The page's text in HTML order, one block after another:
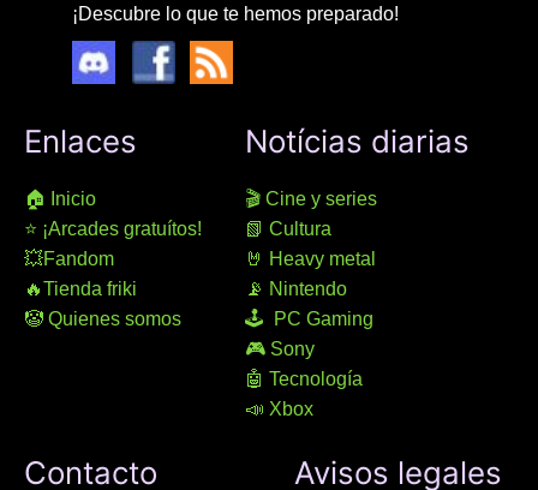
¡Descubre lo que te hemos preparado!
Enlaces
🏠 Inicio
⭐ ¡Arcades gratuítos!
💥Fandom
🔥Tienda friki
🤡 Quienes somos
Notícias diarias
🎬 Cine y series
📗 Cultura
🤘 Heavy metal
📡 Nintendo
🕹 PC Gaming
🎮 Sony
🤖 Tecnología
📣 Xbox
Contacto Avisos legales